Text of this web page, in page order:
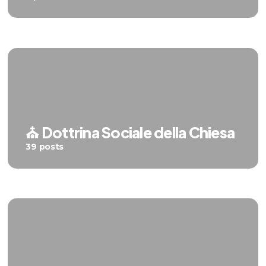
⛪️ Dottrina Sociale della Chiesa
39 posts